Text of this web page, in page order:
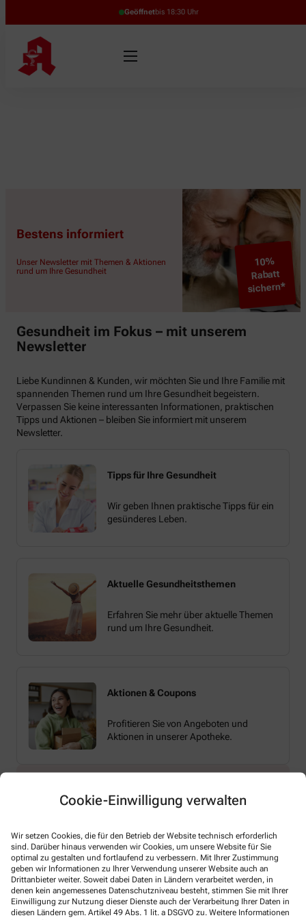
Cookie-Einwilligung verwalten
Wir setzen Cookies, die für den Betrieb der Website technisch erforderlich
sind. Darüber hinaus verwenden wir Cookies, um unsere Website für Sie
optimal zu gestalten und fortlaufend zu verbessern. Mit Ihrer Zustimmung
geben wir Informationen zu Ihrer Verwendung unserer Website auch an
Drittanbieter weiter. Soweit dabei Daten in Ländern verarbeitet werden, in
denen kein angemessenes Datenschutzniveau besteht, stimmen Sie mit Ihrer
Einwilligung zur Nutzung dieser Dienste auch der Verarbeitung Ihrer Daten in
diesen Ländern gem. Artikel 49 Abs. 1 lit. a DSGVO zu. Weitere Informationen
Geöffnetbis 18:30 Uhr
Bestens informiert
Unser Newsletter mit Themen & Aktionen
rund um Ihre Gesundheit
10%
Rabatt
sichern*
Gesundheit im Fokus – mit unserem
Newsletter
Liebe Kundinnen & Kunden, wir möchten Sie und Ihre Familie mit
spannenden Themen rund um Ihre Gesundheit begeistern.
Verpassen Sie keine interessanten Informationen, praktischen
Tipps und Aktionen – bleiben Sie informiert mit unserem
Newsletter.
Tipps für Ihre Gesundheit
Wir geben Ihnen praktische Tipps für ein
gesünderes Leben.
Aktuelle Gesundheitsthemen
Erfahren Sie mehr über aktuelle Themen
rund um Ihre Gesundheit.
Aktionen & Coupons
Profitieren Sie von Angeboten und
Aktionen in unserer Apotheke.
Melden Sie sich hier an und sichern Sie sich
Ihren 10% Gutschein* für unsere Apotheke